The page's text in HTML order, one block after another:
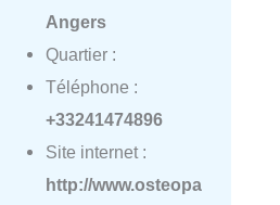
Angers
Quartier :
Téléphone :
+33241474896
Site internet :
http://www.osteopa